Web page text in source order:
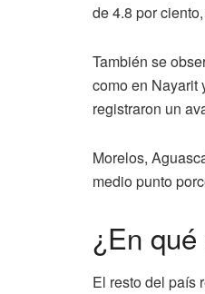
de 4.8 por
También se
como en Nayarit
registraron un
Morelos,
medio punto
¿En
El resto del país